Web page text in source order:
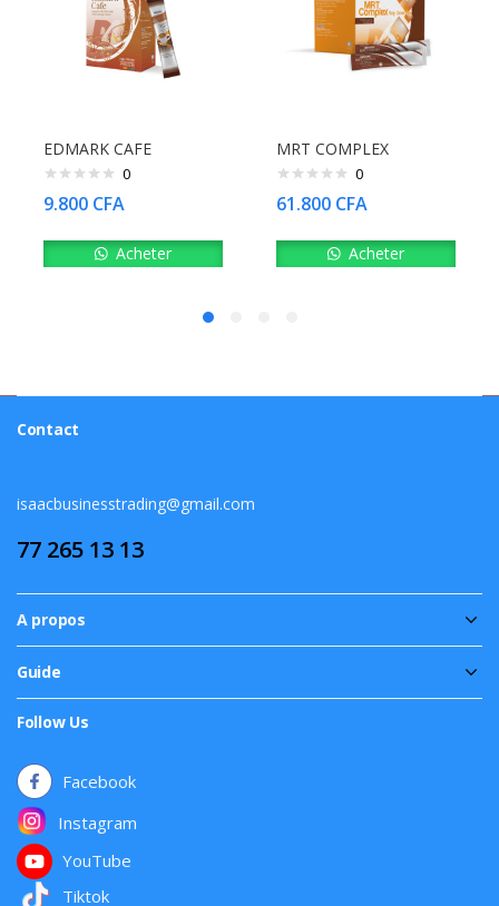
EDMARK CAFE
0
9.800 CFA
Acheter
MRT COMPLEX
0
61.800 CFA
Acheter
Contact
isaacbusinesstrading@gmail.com
77 265 13 13
A propos
Guide
Follow Us
Facebook
Instagram
YouTube
Tiktok